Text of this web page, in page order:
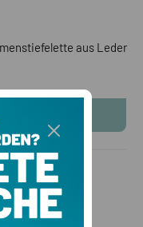
aus Leder